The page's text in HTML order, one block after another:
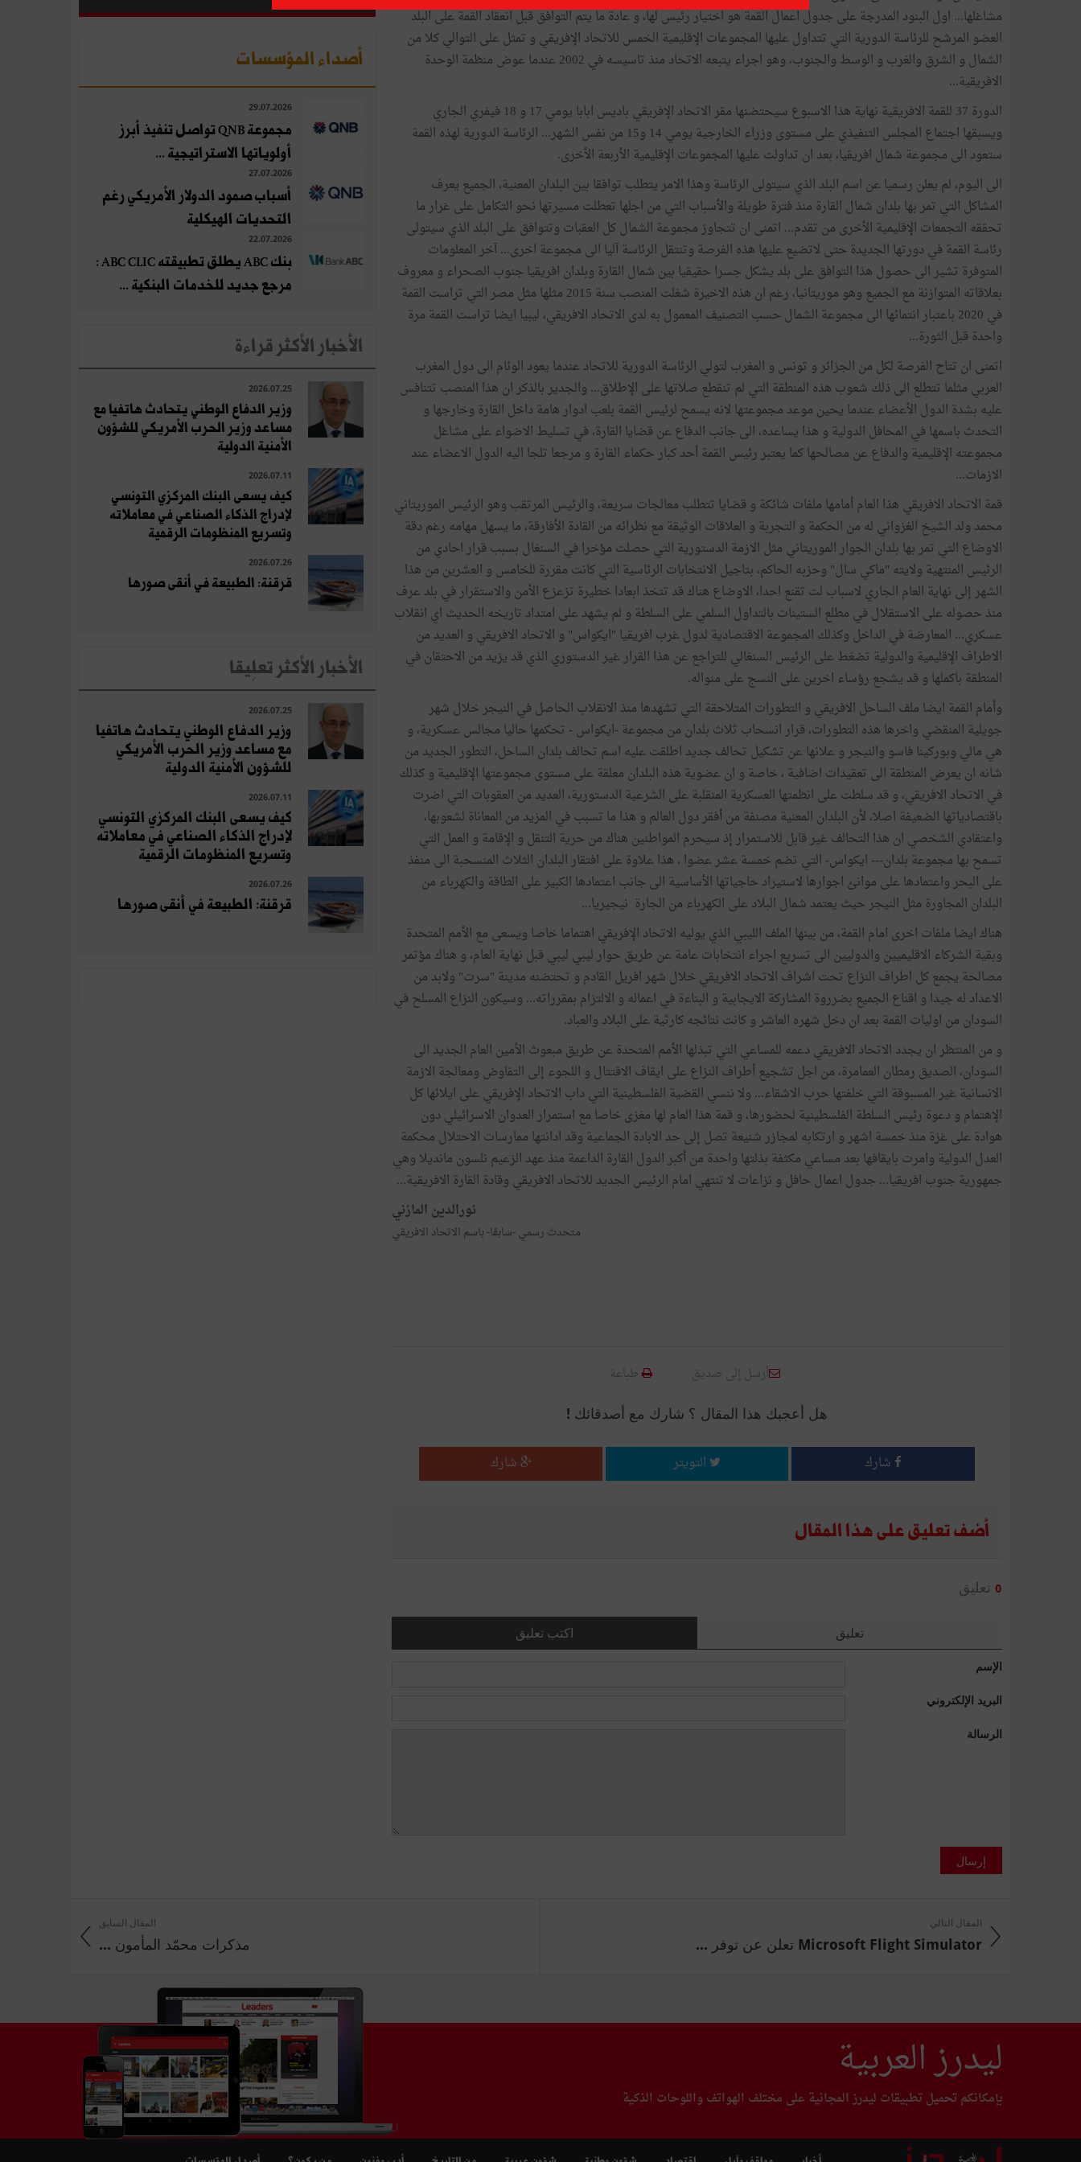
مشاغلها... اول البنود المدرجة على جدول اعمال القمة هو اختيار رئيس لها، و عادة ما يتم التوافق قبل انعقاد القمة على البلد
العضو المرشح للرئاسة الدورية التي تتداول عليها المجموعات الإقليمية الخمس للاتحاد الإفريقي و تمثل على التوالي كلا من
الشمال و الشرق والغرب و الوسط والجنوب، وهو اجراء يتبعه الاتحاد منذ تاسيسه في 2002 عندما عوض منظمة الوحدة
الافريقية...
الدورة 37 للقمة الافريقية نهاية هذا الاسبوع سيحتضنها مقر الاتحاد الإفريقي باديس ابابا يومي 17 و 18 فيفري الجاري
ويسبقها اجتماع المجلس التنفيذي على مستوى وزراء الخارجية يومي 14 و15 من نفس الشهر... الرئاسة الدورية لهذه القمة
ستعود الى مجموعة شمال افريقيا، بعد ان تداولت عليها المجموعات الإقليمية الأربعة الأخرى.
الى اليوم، لم يعلن رسميا عن اسم البلد الذي سيتولى الرئاسة وهذا الامر يتطلب توافقا بين البلدان المعنية، الجميع يعرف
المشاكل التي تمر بها بلدان شمال القارة منذ فترة طويلة والأسباب التي من اجلها تعطلت مسيرتها نحو التكامل على غرار ما
تحققه التجمعات الإقليمية الأخرى من تقدم... اتمنى ان تتجاوز مجموعة الشمال كل العقبات وتتوافق على البلد الذي سيتولى
رئاسة القمة في دورتها الجديدة حتى لاتضيع عليها هذه الفرصة وتنتقل الرئاسة آليا الى مجموعة اخرى... آخر المعلومات
المتوفرة تشير الى حصول هذا التوافق على بلد يشكل جسرا حقيقيا بين شمال القارة وبلدان افريقيا جنوب الصحراء و معروف
بعلاقاته المتوازنة مع الجميع وهو موريتانيا، رغم ان هذه الاخيرة شغلت المنصب سنة 2015 مثلها مثل مصر التي تراست القمة
في 2020 باعتبار انتمائها الى مجموعة الشمال حسب التصنيف المعمول به لدى الاتحاد الافريقي، ليبيا ايضا تراست القمة مرة
واحدة قبل الثورة...
اتمنى ان تتاح الفرصة لكل من الجزائر و تونس و المغرب لتولي الرئاسة الدورية للاتحاد عندما يعود الوئام الى دول المغرب
العربي مثلما تتطلع الى ذلك شعوب هذه المنطقة التي لم تنقطع صلاتها على الإطلاق... والجدير بالذكر ان هذا المنصب تتنافس
عليه بشدة الدول الأعضاء عندما يحين موعد مجموعتها لانه يسمح لرئيس القمة بلعب ادوار هامة داخل القارة وخارجها و
التحدث باسمها في المحافل الدولية و هذا يساعده، الى جانب الدفاع عن قضايا القارة، في تسليط الاضواء على مشاغل
مجموعته الإقليمية والدفاع عن مصالحها كما يعتبر رئيس القمة أحد كبار حكماء القارة و مرجعا تلجا اليه الدول الاعضاء عند
الازمات...
قمة الاتحاد الافريقي هذا العام أمامها ملفات شائكة و قضايا تتطلب معالجات سريعة، والرئيس المرتقب وهو الرئيس الموريتاني
محمد ولد الشيخ الغزواني له من الحكمة و التجربة و العلاقات الوثيقة مع نظرائه من القادة الأفارقة، ما يسهل مهامه رغم دقة
الاوضاع التي تمر بها بلدان الجوار الموريتاني مثل الازمة الدستورية التي حصلت مؤخرا في السنغال بسبب قرار احادي من
الرئيس المنتهية ولايته "ماكي سال" وحزبه الحاكم، بتاجيل الانتخابات الرئاسية التي كانت مقررة للخامس و العشرين من هذا
الشهر إلى نهاية العام الجاري لاسباب لت تقنع احدا، الاوضاع هناك قد تتخذ ابعادا خطيرة تزعزع الأمن والاستقرار في بلد عرف
منذ حصوله على الاستقلال في مطلع الستينات بالتداول السلمي على السلطة و لم يشهد على امتداد تاريخه الحديث اي انقلاب
عسكري... المعارضة في الداخل وكذلك المجموعة الاقتصادية لدول غرب افريقيا "ايكواس" و الاتحاد الافريقي و العديد من
الاطراف الإقليمية والدولية تضغط على الرئيس السنغالي للتراجع عن هذا القرار غير الدستوري الذي قد يزيد من الاحتقان في
المنطقة باكملها و قد يشجع رؤساء اخرين على النسج على منواله.
وأمام القمة ايضا ملف الساحل الافريقي و التطورات المتلاحقة التي تشهدها منذ الانقلاب الحاصل في النيجر خلال شهر
جويلية المنقضي واخرها هذه التطورات، قرار انسحاب ثلاث بلدان من مجموعة -ايكواس - تحكمها حاليا مجالس عسكرية، و
هي مالي وبوركينا فاسو والنيجر و علانها عن تشكيل تحالف جديد اطلقت عليه اسم تحالف بلدان الساحل، التطور الجديد من
شانه ان يعرض المنطقة الى تعقيدات اضافية ، خاصة و ان عضوية هذه البلدان معلقة على مستوى مجموعتها الإقليمية و كذلك
في الاتحاد الافريقي، و قد سلطت على انظمتها العسكرية المنقلبة على الشرعية الدستورية، العديد من العقوبات التي اضرت
باقتصادياتها الضعيفة اصلا، لأن البلدان المعنية مصنفة من أفقر دول العالم و هذا ما تسبب في المزيد من المعاناة لشعوبها،
واعتقادي الشخصي ان هذا التحالف غير قابل للاستمرار إذ سيحرم المواطنين هناك من حرية التنقل و الإقامة و العمل التي
تسمح بها مجموعة بلدان--- ايكواس- التي تضم خمسة عشر عضوا ، هذا علاوة على افتقار البلدان الثلاث المنسحبة الى منفذ
على البحر واعتمادها على موانئ اجوارها لاستيراد حاجياتها الأساسية الى جانب اعتمادها الكبير على الطاقة والكهرباء من
البلدان المجاورة مثل النيجر حيث يعتمد شمال البلاد على الكهرباء من الجارة نيجيريا...
هناك ايضا ملفات اخرى امام القمة، من بينها الملف الليبي الذي يوليه الاتحاد الإفريقي اهتماما خاصا ويسعى مع الأمم المتحدة
وبقية الشركاء الاقليميين والدوليين الى تسريع اجراء انتخابات عامة عن طريق حوار ليبي ليبي قبل نهاية العام، و هناك مؤتمر
مصالحة يجمع كل اطراف النزاع تحت اشراف الاتحاد الافريقي خلال شهر افريل القادم و تحتضنه مدينة "سرت" ولابد من
الاعداد له جيدا و اقناع الجميع بضرروة المشاركة الايجابية و البناءة في اعماله و الالتزام بمقرراته... وسيكون النزاع المسلح في
السودان من اوليات القمة بعد ان دخل شهره العاشر و كانت نتائجه كارثية على البلاد والعباد.
و من المنتظر ان يجدد الاتحاد الافريقي دعمه للمساعي التي تبذلها الأمم المتحدة عن طريق مبعوث الأمين العام الجديد الى
السودان، الصديق رمطان العمامرة، من اجل تشجيع أطراف النزاع على ايقاف الاقتتال و اللجوء إلى التفاوض ومعالجة الازمة
الانسانية غير المسبوقة التي خلفتها حرب الاشقاء... ولا ننسي القضية الفلسطينية التي داب الاتحاد الإفريقي على ايلائها كل
الإهتمام و دعوة رئيس السلطة الفلسطينية لحضورها، و قمة هذا العام لها مغزى خاصا مع استمرار العدوان الاسرائيلي دون
هوادة على غزة منذ خمسة اشهر و ارتكابه لمجازر شنيعة تصل إلى حد الابادة الجماعية وقد ادانتها ممارسات الاحتلال محكمة
العدل الدولية وامرت بايقافها بعد مساعي مكثفة بذلتها واحدة من أكبر الدول القارة الداعمة منذ عهد الزعيم نلسون مانديلا وهي
جمهورية جنوب افريقيا... جدول اعمال حافل و نزاعات لا تنتهي امام الرئيس الجديد للاتحاد الافريقي وقادة القارة الافريقية...
نورالدين المازني
متحدث رسمي -سابقا- باسم الاتحاد الافريقي
أرسل إلى صديق طباعة
هل أعجبك هذا المقال ؟ شارك مع أصدقائك !
شارك التويتر شارك
أضف تعليق على هذا المقال
0 تعليق
اكتب تعليق تعليق
الإسم
البريد الإلكتروني
الرسالة
إرسال
أصداء المؤسسات
29.07.2026
مجموعة QNB تواصل تنفيذ أبرز
أولوياتها الاستراتيجية ...
27.07.2026
أسباب صمود الدولار الأمريكي رغم
التحديات الهيكلية
22.07.2026
بنك ABC يطلق تطبيقته ABC CLIC :
مرجع جديد للخدمات البنكية ...
الأخبار الأكثر قراءة
2026.07.25
وزير الدفاع الوطني يتحادث هاتفيا مع
مساعد وزير الحرب الأمريكي للشؤون
الأمنية الدولية
2026.07.11
كيف يسعى البنك المركزي التونسي
لإدراج الذكاء الصناعي في معاملاته
وتسريع المنظومات الرقمية
2026.07.26
قرقنة: الطبيعة في أنقى صورها
الأخبار الأكثر تعلِيقا
2026.07.25
وزير الدفاع الوطني يتحادث هاتفيا
مع مساعد وزير الحرب الأمريكي
للشؤون الأمنية الدولية
2026.07.11
كيف يسعى البنك المركزي التونسي
لإدراج الذكاء الصناعي في معاملاته
وتسريع المنظومات الرقمية
2026.07.26
قرقنة: الطبيعة في أنقى صورها
المقال السابق
مذكرات محمّد المأمون ...
المقال التالي
Microsoft Flight Simulator تعلن عن توفر ...
ليدرز العربية
بإمكانكم تحميل تطبيقات ليدرز المجانية على مختلف الهواتف واللوحات الذكية